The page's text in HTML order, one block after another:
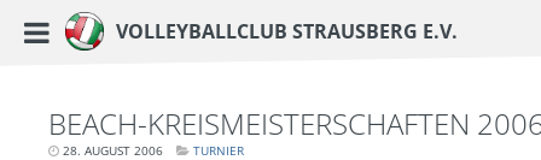
https://www.vc-strausberg.de/wp-content/themes/siehste/images/
Zum
Volleyballclub Strausberg e.V.
Haupt-Menü
BEACH-KREISMEISTERSCHAFTEN
28. AUGUST 2006LETZTETURNIER